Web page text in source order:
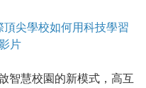
尖學校如何用科技學習
片
智慧校園的新模式，高互